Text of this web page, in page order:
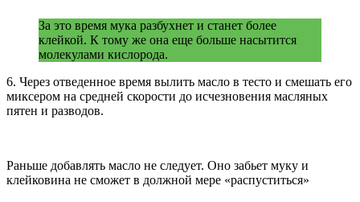
За это время мука разбухнет и станет более
клейкой. К тому же она еще больше насытится
молекулами кислорода.
6. Через отведенное время вылить масло в тесто и смешать его
миксером на средней скорости до исчезновения масляных
пятен и разводов.
Раньше добавлять масло не следует. Оно забьет муку и
клейковина не сможет в должной мере «распуститься»